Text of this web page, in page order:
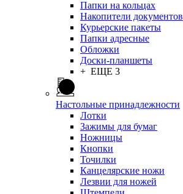
Папки на кольцах
Накопители документов
Курьерские пакеты
Папки адресные
Обложки
Доски-планшеты
+ ЕЩЕ 3
Настольные принадлежности
Лотки
Зажимы для бумаг
Ножницы
Кнопки
Точилки
Канцелярские ножи
Лезвии для ножей